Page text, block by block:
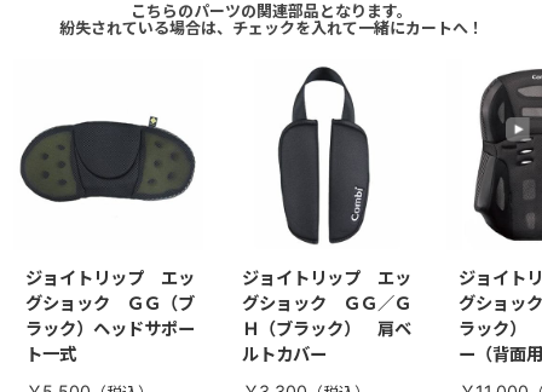
こちらのパーツの関連部品となります。
紛失されている場合は、チェックを入れて一緒にカートへ！
ジョイトリップ エッ
グショック ＧＧ（ブ
ラック）ヘッドサポー
ト一式
ジョイトリップ エッ
グショック ＧＧ／Ｇ
Ｈ（ブラック） 肩ベ
ルトカバー
ジョイト
グショッ
ラック）
ー（背面